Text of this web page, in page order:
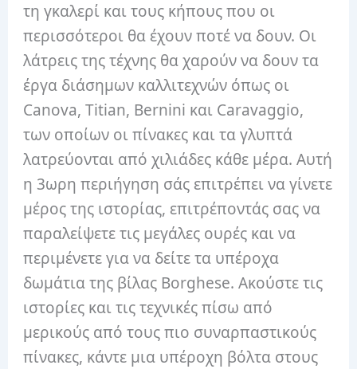
τη γκαλερί και τους κήπους που οι
περισσότεροι θα έχουν ποτέ να δουν. Οι
λάτρεις της τέχνης θα χαρούν να δουν τα
έργα διάσημων καλλιτεχνών όπως οι
Canova, Titian, Bernini και Caravaggio,
των οποίων οι πίνακες και τα γλυπτά
λατρεύονται από χιλιάδες κάθε μέρα. Αυτή
η 3ωρη περιήγηση σάς επιτρέπει να γίνετε
μέρος της ιστορίας, επιτρέποντάς σας να
παραλείψετε τις μεγάλες ουρές και να
περιμένετε για να δείτε τα υπέροχα
δωμάτια της βίλας Borghese. Ακούστε τις
ιστορίες και τις τεχνικές πίσω από
μερικούς από τους πιο συναρπαστικούς
πίνακες, κάντε μια υπέροχη βόλτα στους